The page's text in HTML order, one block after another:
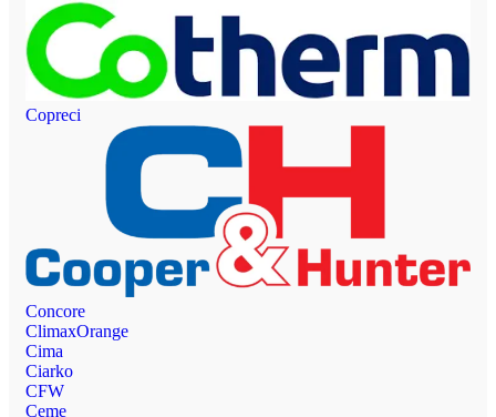
Copreci
Concore
ClimaxOrange
Cima
Ciarko
CFW
Ceme